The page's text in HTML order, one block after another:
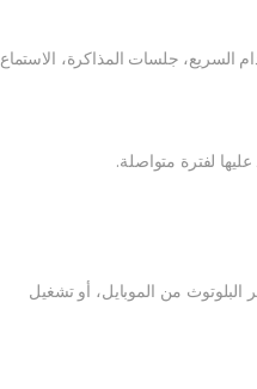
جلسات المذاكرة، الاستماع
لفترة متواصلة.
من الموبايل، أو تشغيل